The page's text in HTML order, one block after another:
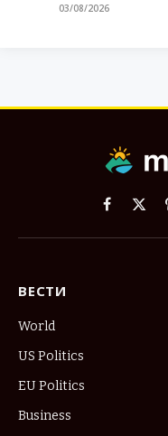
03/08/2026
Facebook
X
ВЕСТИ
World
US Politics
EU Politics
Business